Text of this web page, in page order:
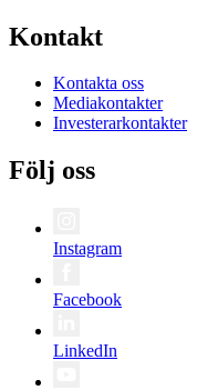
Kontakt
Kontakta oss
Mediakontakter
Investerarkontakter
Följ oss
Instagram
Facebook
LinkedIn